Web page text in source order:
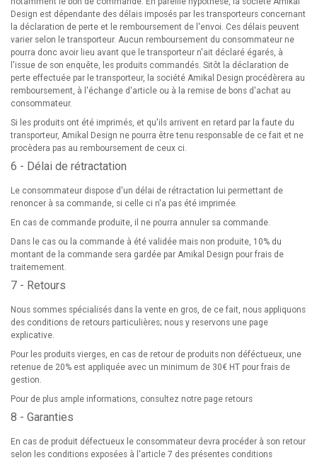
Design est dépendante des délais imposés par les transporteurs concernant
la déclaration de perte et le remboursement de l'envoi. Ces délais peuvent
varier selon le transporteur. Aucun remboursement du consommateur ne
pourra donc avoir lieu avant que le transporteur n'ait déclaré égarés, à
l'issue de son enquête, les produits commandés. Sitôt la déclaration de
perte effectuée par le transporteur, la société Amikal Design procédèrera au
remboursement, à l'échange d'article ou à la remise de bons d'achat au
consommateur.
Si les produits ont été imprimés, et qu'ils arrivent en retard par la faute du
transporteur, Amikal Design ne pourra être tenu responsable de ce fait et ne
procèdera pas au remboursement de ceux ci.
6 - Délai de rétractation
Le consommateur dispose d'un délai de rétractation lui permettant de
renoncer à sa commande, si celle ci n'a pas été imprimée.
En cas de commande produite, il ne pourra annuler sa commande.
Dans le cas ou la commande à été validée mais non produite, 10% du
montant de la commande sera gardée par Amikal Design pour frais de
traitemement.
7 - Retours
Nous sommes spécialisés dans la vente en gros, de ce fait, nous appliquons
des conditions de retours particulières; nous y reservons une page
explicative.
Pour les produits vierges, en cas de retour de produits non déféctueux, une
retenue de 20% est appliquée avec un minimum de 30€ HT pour frais de
gestion.
Pour de plus ample informations, consultez notre page retours
8 - Garanties
En cas de produit défectueux le consommateur devra procéder à son retour
selon les conditions exposées à l'article 7 des présentes conditions